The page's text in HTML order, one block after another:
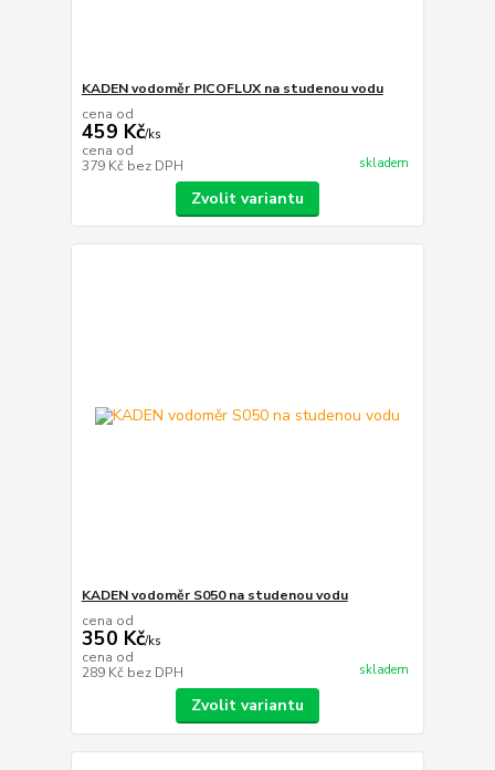
KADEN vodoměr PICOFLUX na studenou vodu
cena od
459 Kč/ks
cena od
379 Kč bez DPH skladem
Zvolit variantu
KADEN vodoměr S050 na studenou vodu
cena od
350 Kč/ks
cena od
289 Kč bez DPH skladem
Zvolit variantu